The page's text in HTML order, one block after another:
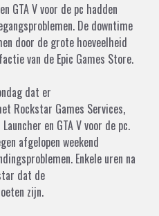
GTA V voor de pc hadden
De downtime
door de grote hoeveelheid
van de Epic Games Store.
dat er
Rockstar Games Services,
en GTA V voor de pc.
afgelopen weekend
Enkele uren na
dat de
zijn.